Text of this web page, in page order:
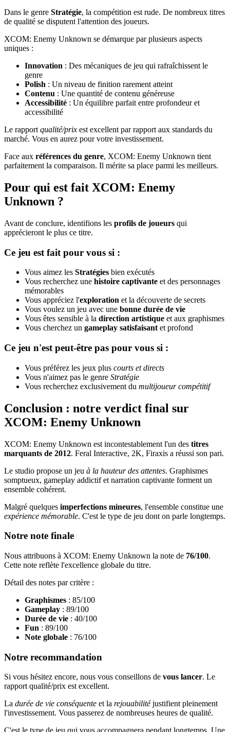
Dans le genre Stratégie, la compétition est rude. De nombreux titres
de qualité se disputent l'attention des joueurs.
XCOM: Enemy Unknown se démarque par plusieurs aspects
uniques :
Innovation : Des mécaniques de jeu qui rafraîchissent le
genre
Polish : Un niveau de finition rarement atteint
Contenu : Une quantité de contenu généreuse
Accessibilité : Un équilibre parfait entre profondeur et
accessibilité
Le rapport qualité/prix est excellent par rapport aux standards du
marché. Vous en aurez pour votre investissement.
Face aux références du genre, XCOM: Enemy Unknown tient
parfaitement la comparaison. Il mérite sa place parmi les meilleurs.
Pour qui est fait XCOM: Enemy
Unknown ?
Avant de conclure, identifions les profils de joueurs qui
apprécieront le plus ce titre.
Ce jeu est fait pour vous si :
Vous aimez les Stratégies bien exécutés
Vous recherchez une histoire captivante et des personnages
mémorables
Vous appréciez l'exploration et la découverte de secrets
Vous voulez un jeu avec une bonne durée de vie
Vous êtes sensible à la direction artistique et aux graphismes
Vous cherchez un gameplay satisfaisant et profond
Ce jeu n'est peut-être pas pour vous si :
Vous préférez les jeux plus courts et directs
Vous n'aimez pas le genre Stratégie
Vous recherchez exclusivement du multijoueur compétitif
Conclusion : notre verdict final sur
XCOM: Enemy Unknown
XCOM: Enemy Unknown est incontestablement l'un des titres
marquants de 2012. Feral Interactive, 2K, Firaxis a réussi son pari.
Le studio propose un jeu à la hauteur des attentes. Graphismes
somptueux, gameplay addictif et narration captivante forment un
ensemble cohérent.
Malgré quelques imperfections mineures, l'ensemble constitue une
expérience mémorable. C'est le type de jeu dont on parle longtemps.
Notre note finale
Nous attribuons à XCOM: Enemy Unknown la note de 76/100.
Cette note reflète l'excellence globale du titre.
Détail des notes par critère :
Graphismes : 85/100
Gameplay : 89/100
Durée de vie : 40/100
Fun : 89/100
Note globale : 76/100
Notre recommandation
Si vous hésitez encore, nous vous conseillons de vous lancer. Le
rapport qualité/prix est excellent.
La durée de vie conséquente et la rejouabilitéjustifient pleinement
l'investissement. Vous passerez de nombreuses heures de qualité.